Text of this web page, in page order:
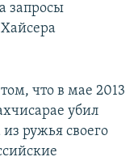
запросы
что в мае 2013
убил
ружья своего